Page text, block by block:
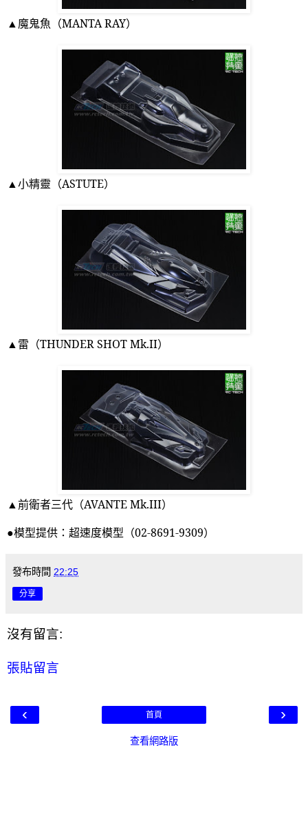
▲魔鬼魚（MANTA RAY）
▲小精靈（ASTUTE）
▲雷（THUNDER SHOT Mk.II）
▲前衛者三代（AVANTE Mk.III）
●模型提供：超速度模型（02-8691-9309）
發布時間 22:25
分享
沒有留言:
張貼留言
‹ ›
首頁
查看網路版